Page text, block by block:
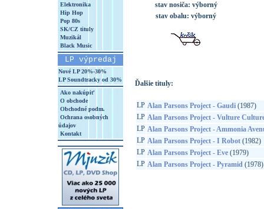
Elektronika
Hip Hop
Pop 80s
SK/CZ tituly
Muzikál
Black Music
LP výpredaj
Nové LP 20%-30%
LP Soundtracky od 30%
Ako nakúpiť
O obchode
Obchodné podm.
Ochrana osobných
údajov
Kontakt
stav nosiča: výborný
stav obalu: výborný
Ďalšie tituly:
LP Alan Parsons Project - Gaudi(1987)
LP Alan Parsons Project - Vulture
LP Alan Parsons Project - Ammonia
LP Alan Parsons Project - I Robot(1982)
LP Alan Parsons Project - Eve(1979)
LP Alan Parsons Project - Pyramid(1978)